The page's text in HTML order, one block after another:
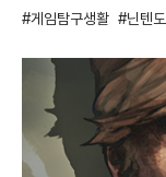
게임탐구생활 닌텐도